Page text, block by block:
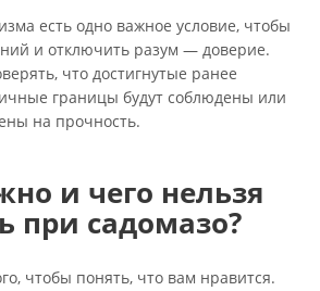
есть одно важное условие, чтобы
и отключить разум — доверие.
что достигнутые ранее
границы будут соблюдены или
на прочность.
и чего нельзя
при садомазо?
чтобы понять, что вам нравится.